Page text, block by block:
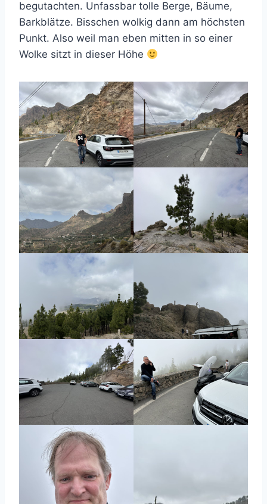
begutachten. Unfassbar tolle Berge, Bäume,
Barkblätze. Bisschen wolkig dann am höchsten
Punkt. Also weil man eben mitten in so einer
Wolke sitzt in dieser Höhe